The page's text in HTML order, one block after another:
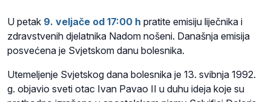
U petak 9. veljače od 17:00 h pratite emisiju liječnika i
zdravstvenih djelatnika Nadom nošeni. Današnja emisija
posvećena je Svjetskom danu bolesnika.
Utemeljenje Svjetskog dana bolesnika je 13. svibnja 1992.
g. objavio sveti otac Ivan Pavao II u duhu ideja koje su